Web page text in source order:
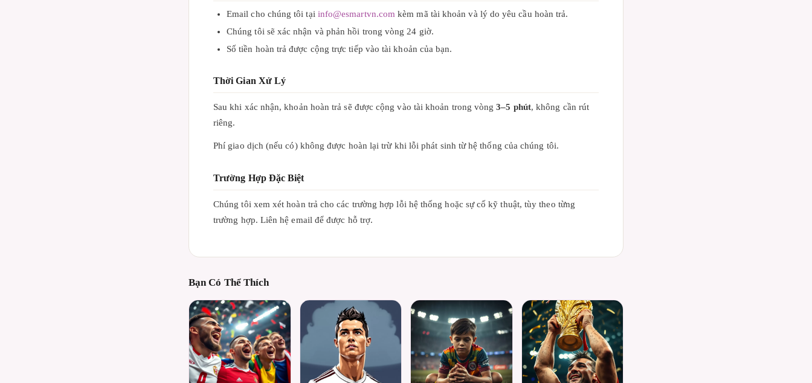
Email cho chúng tôi tại info@esmartvn.com kèm mã tài khoản và lý do yêu cầu hoàn trả.
Chúng tôi sẽ xác nhận và phản hồi trong vòng 24 giờ.
Số tiền hoàn trả được cộng trực tiếp vào tài khoản của bạn.
Thời Gian Xử Lý
Sau khi xác nhận, khoản hoàn trả sẽ được cộng vào tài khoản trong vòng3–5 phút, không cần rút
riêng.
Phí giao dịch (nếu có) không được hoàn lại trừ khi lỗi phát sinh từ hệ thống của chúng tôi.
Trường Hợp Đặc Biệt
Chúng tôi xem xét hoàn trả cho các trường hợp lỗi hệ thống hoặc sự cố kỹ thuật, tùy theo từng
trường hợp. Liên hệ email để được hỗ trợ.
Bạn Có Thể Thích